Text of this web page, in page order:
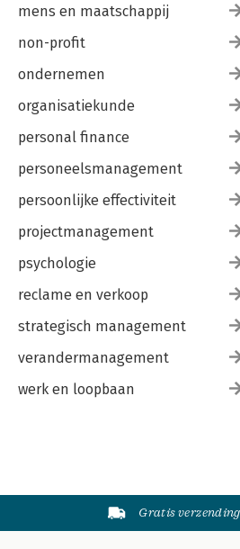
mens en maatschappij
non-profit
ondernemen
organisatiekunde
personal finance
personeelsmanagement
persoonlijke effectiviteit
projectmanagement
psychologie
reclame en verkoop
strategisch management
verandermanagement
werk en loopbaan
Gratis